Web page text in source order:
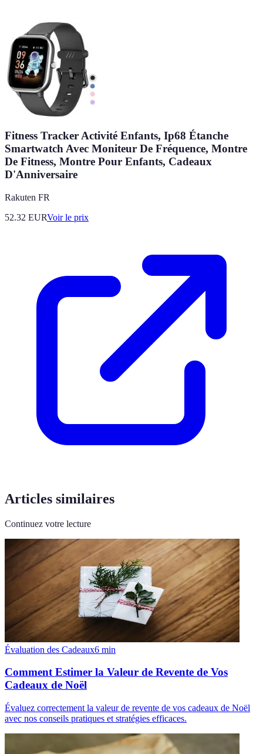
Fitness Tracker Activité Enfants, Ip68 Étanche
Smartwatch Avec Moniteur De Fréquence, Montre
De Fitness, Montre Pour Enfants, Cadeaux
D'Anniversaire
Rakuten FR
52.32 EURVoir le prix
Articles similaires
Continuez votre lecture
Évaluation des Cadeaux6 min
Comment Estimer la Valeur de Revente de Vos
Cadeaux de Noël
Évaluez correctement la valeur de revente de vos cadeaux de Noël
avec nos conseils pratiques et stratégies efficaces.